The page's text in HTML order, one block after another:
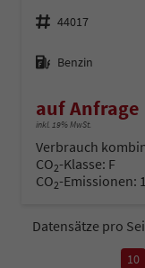
Fahrzeugnr.
44017
Kraftstoff
Benzin
auf Anfrage
inkl. 19% MwSt.
Verbrauch
CO2-Klasse: F
CO2-Emissionen:
Datensätze pro
10